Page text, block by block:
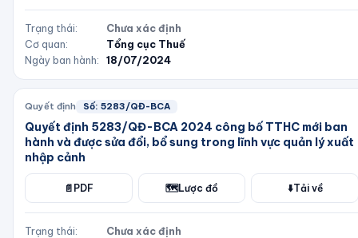
Trạng thái:
Chưa xác định
Cơ quan:
Tổng cục Thuế
Ngày ban hành:
18/07/2024
Quyết định Số: 5283/QĐ-BCA
Quyết định 5283/QĐ-BCA 2024 công bố TTHC mới ban
hành và được sửa đổi, bổ sung trong lĩnh vực quản lý xuất
nhập cảnh
📄 PDF 🗺️Lược đồ ⬇️Tải về
Trạng thái:
Chưa xác định